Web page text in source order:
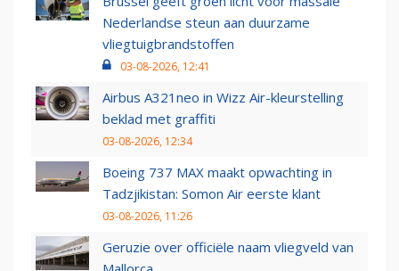
Nederlandse steun aan duurzame
vliegtuigbrandstoffen
03-08-2026, 12:41
Airbus A321neo in Wizz Air-kleurstelling
beklad met graffiti
03-08-2026, 12:34
Boeing 737 MAX maakt opwachting in
Tadzjikistan: Somon Air eerste klant
03-08-2026, 11:26
Geruzie over officiële naam vliegveld van